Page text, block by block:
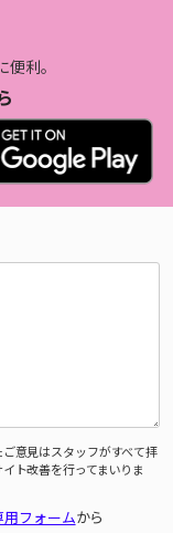
利。
意見はスタッフがすべて拝
ト改善を行ってまいりま
用フォームから